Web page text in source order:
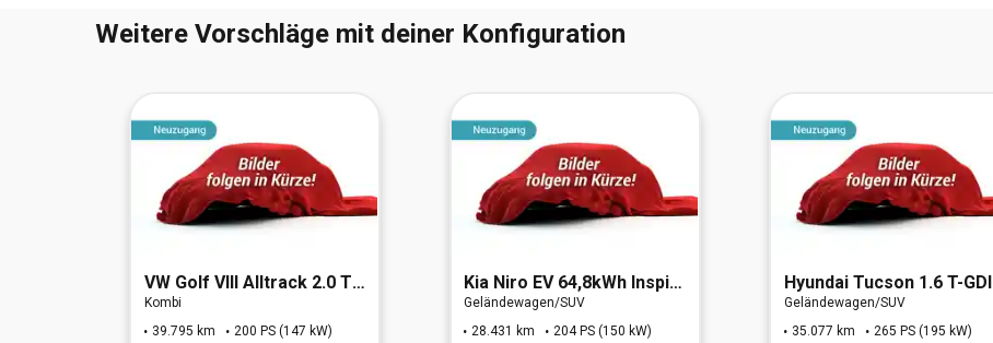
Weitere Vorschläge mit deiner Konfiguration
VW Golf VIII Alltrack 2.0 TDI 4Motion
Kombi
39.795 km
200 PS (147 kW)
Kia Niro EV 64,8kWh Inspiration
Geländewagen/SUV
28.431 km
204 PS (150 kW)
Hyundai Tucson 1.6 T-GDI N Line Plug-In Hybrid 4WD
Geländewagen/SUV
35.077 km
265 PS (195 kW)